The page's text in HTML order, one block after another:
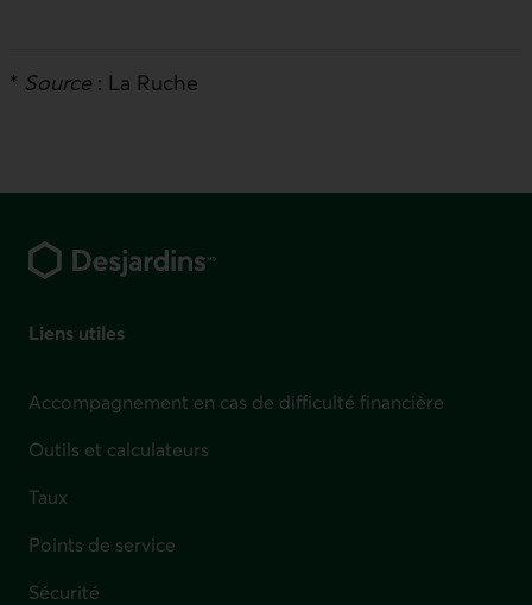
* Source : La Ruche
Liens utiles
Accompagnement en cas de difficulté financière
Outils et calculateurs
Taux
Points de service
Sécurité